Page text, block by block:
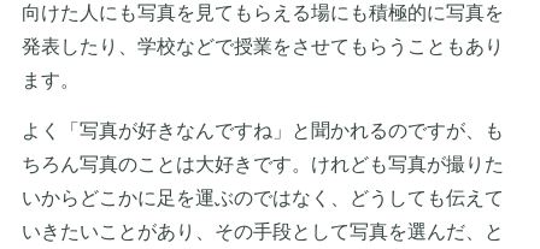
向けた人にも写真を見てもらえる場にも積極的に写真を
発表したり、学校などで授業をさせてもらうこともあり
ます。
よく「写真が好きなんですね」と聞かれるのですが、も
ちろん写真のことは大好きです。けれども写真が撮りた
いからどこかに足を運ぶのではなく、どうしても伝えて
いきたいことがあり、その手段として写真を選んだ、と